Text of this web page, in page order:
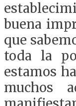
buena
que
toda la
estamos
muchos